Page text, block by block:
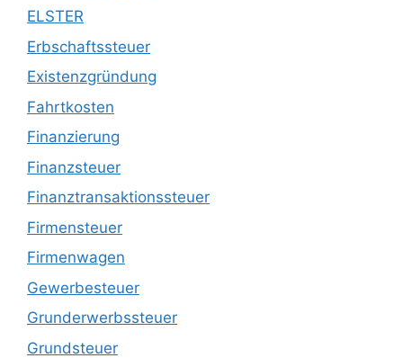
ELSTER
Erbschaftssteuer
Existenzgründung
Fahrtkosten
Finanzierung
Finanzsteuer
Finanztransaktionssteuer
Firmensteuer
Firmenwagen
Gewerbesteuer
Grunderwerbssteuer
Grundsteuer